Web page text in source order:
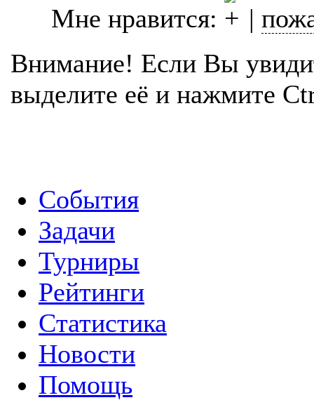
Мне нравится:
|
Внимание! Если Вы
выделите её и нажмите
События
Задачи
Турниры
Рейтинги
Статистика
Новости
Помощь